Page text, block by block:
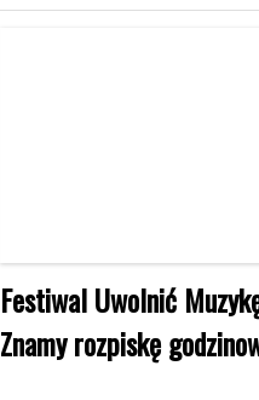
Festiwal Uwolnić
Znamy rozpiskę